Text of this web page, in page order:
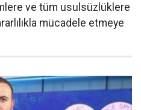
ve tüm usulsüzlüklere
mücadele etmeye